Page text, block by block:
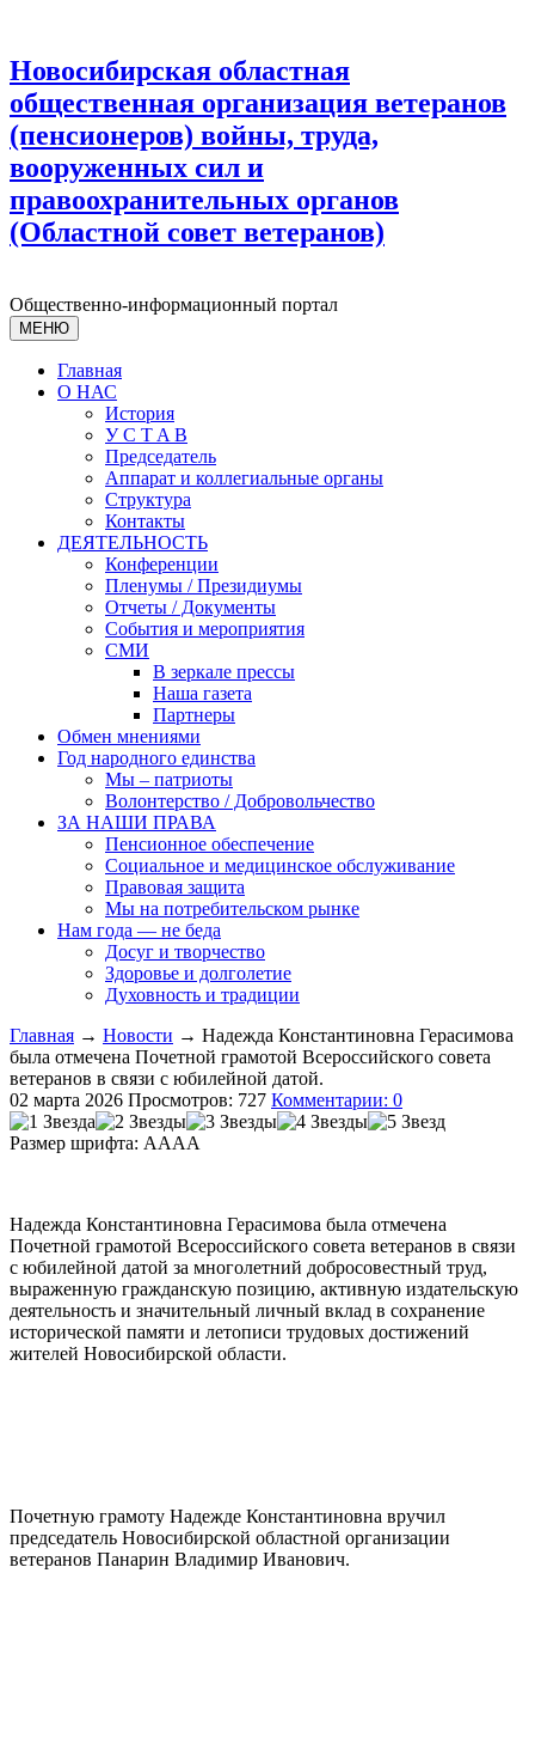
Новосибирская областная
общественная организация ветеранов
(пенсионеров) войны, труда,
вооруженных сил и
правоохранительных органов
(Областной совет ветеранов)
Общественно-информационный портал
МЕНЮ
Главная
О НАС
История
У С T A B
Председатель
Аппарат и коллегиальные органы
Структура
Контакты
ДЕЯТЕЛЬНОСТЬ
Конференции
Пленумы / Президиумы
Отчеты / Документы
События и мероприятия
СМИ
В зеркале прессы
Наша газета
Партнеры
Обмен мнениями
Год народного единства
Мы – патриоты
Волонтерство / Добровольчество
ЗА НАШИ ПРАВА
Пенсионное обеспечение
Социальное и медицинское обслуживание
Правовая защита
Мы на потребительском рынке
Нам года — не беда
Досуг и творчество
Здоровье и долголетие
Духовность и традиции
Главная → Новости → Надежда Константиновна Герасимова
была отмечена Почетной грамотой Всероссийского совета
ветеранов в связи с юбилейной датой.
02 марта 2026 Просмотров: 727 Комментарии: 0
Размер шрифта: AAAA
Надежда Константиновна Герасимова была отмечена
Почетной грамотой Всероссийского совета ветеранов в связи
с юбилейной датой за многолетний добросовестный труд,
выраженную гражданскую позицию, активную издательскую
деятельность и значительный личный вклад в сохранение
исторической памяти и летописи трудовых достижений
жителей Новосибирской области.
Почетную грамоту Надежде Константиновна вручил
председатель Новосибирской областной организации
ветеранов Панарин Владимир Иванович.